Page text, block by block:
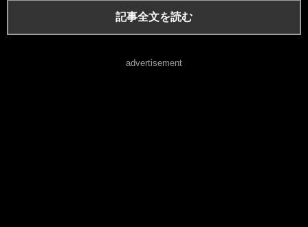
記事全文を読む
advertisement